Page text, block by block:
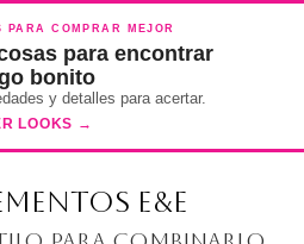
PARA COMPRAR MEJOR
para encontrar
bonito
y detalles para acertar.
LOOKS →
E&E